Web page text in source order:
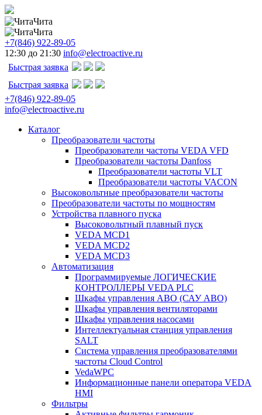
Чита
Чита
+7(846) 922-89-05
12:30 до 21:30 info@electroactive.ru
Быстрая заявка
Быстрая заявка
+7(846) 922-89-05
info@electroactive.ru
Каталог
Преобразователи частоты
Преобразователи частоты VEDA VFD
Преобразователи частоты Danfoss
Преобразователи частоты VLT
Преобразователи частоты VACON
Высоковольтные преобразователи частоты
Преобразователи частоты по мощностям
Устройства плавного пуска
Высоковольтный плавный пуск
VEDA MCD1
VEDA MCD2
VEDA MCD3
Автоматизация
Программируемые ЛОГИЧЕСКИЕ
КОНТРОЛЛЕРЫ VEDA PLC
Шкафы управления АВО (САУ АВО)
Шкафы управления вентиляторами
Шкафы управления насосами
Интеллектуальная станция управления
SALT
Система управления преобразователями
частоты Cloud Control
VedaWPC
Информационные панели оператора VEDA
HMI
Фильтры